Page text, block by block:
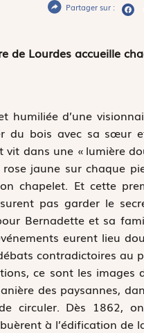
Partager sur :
de Lourdes accueille
d’une
du bois avec sa sœur
dans une « lumière
jaune sur chaque
chapelet. Et cette
pas garder le
Bernadette et sa
eurent lieu
contradictoires au
ce sont les images
des paysannes,
circuler. Dès 1862,
à l’édification de